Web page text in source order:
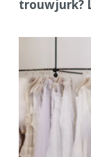
trouwjurk?